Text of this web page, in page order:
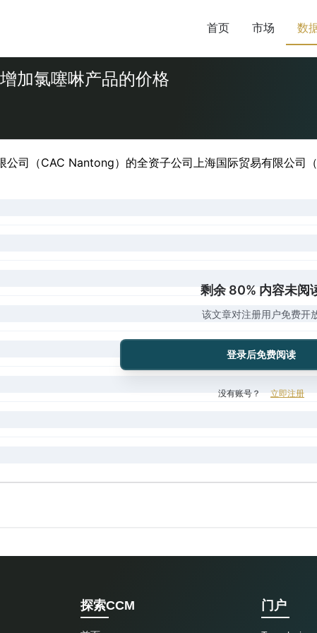
首页 市场 数
加氯噻啉产品的价格
司（CAC Nantong）的全资子公司上海国际贸易有限公司
剩余 80% 内容未阅
该文章对注册用户免费开
登录后免费阅读
没有账号？ 立即注册
探索CCM 门户